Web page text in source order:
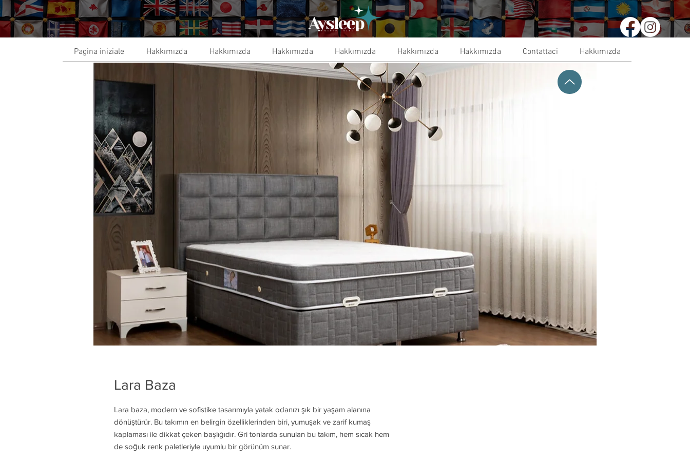
Pagina iniziale Hakkımızda Hakkımızda Hakkımızda Hakkımızda Hakkımızda Hakkımızda Contattaci Hakkımızda
Lara Baza
Lara baza, modern ve sofistike tasarımıyla yatak odanızı şık bir yaşam alanına
dönüştürür. Bu takımın en belirgin özelliklerinden biri, yumuşak ve zarif kumaş
kaplaması ile dikkat çeken başlığıdır. Gri tonlarda sunulan bu takım, hem sıcak hem
de soğuk renk paletleriyle uyumlu bir görünüm sunar.